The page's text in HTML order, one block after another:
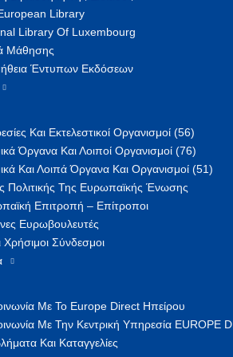
Library
Library Of Luxembourg
Μάθησης
Έντυπων Εκδόσεων
Και Εκτελεστικοί Οργανισμοί (56)
Όργανα Και Λοιποί Οργανισμοί (76)
Και Λοιπά Όργανα Και Οργανισμοί (51)
Πολιτικής Της Ευρωπαϊκής Ένωσης
Επιτροπή – Επίτροποι
Ευρωβουλευτές
Χρήσιμοι Σύνδεσμοι
Με Το Europe Direct Ηπείρου
Με Την Κεντρική Υπηρεσία EUROPE
Και Καταγγελίες